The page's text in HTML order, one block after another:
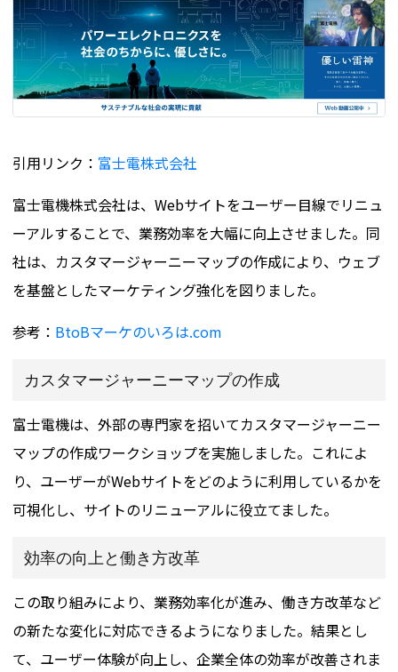
引用リンク： 富士電株式会社
富士電機株式会社は、Webサイトをユーザー目線でリニュ
ーアルすることで、業務効率を大幅に向上させました。同
社は、カスタマージャーニーマップの作成により、ウェブ
を基盤としたマーケティング強化を図りました​​。
参考： BtoBマーケのいろは.com
カスタマージャーニーマップの作成
富士電機は、外部の専門家を招いてカスタマージャーニー
マップの作成ワークショップを実施しました。これによ
り、ユーザーがWebサイトをどのように利用しているかを
可視化し、サイトのリニューアルに役立てました。
効率の向上と働き方改革
この取り組みにより、業務効率化が進み、働き方改革など
の新たな変化に対応できるようになりました。結果とし
て、ユーザー体験が向上し、企業全体の効率が改善されま